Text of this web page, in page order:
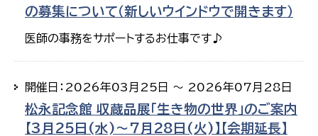
の募集について（新しいウインドウで開きます）
医師の事務をサポートするお仕事です♪
開催日：2026年03月25日 ～ 2026年07月28日
松永記念館 収蔵品展「生き物の世界」のご案内
【3月25日(水)～7月28日(火)】【会期延長】